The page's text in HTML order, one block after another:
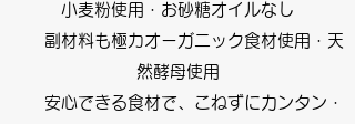
小麦粉使用・お砂糖オイルなし
副材料も極力オーガニック食材使用・天
然酵母使用
安心できる食材で、こねずにカンタン・